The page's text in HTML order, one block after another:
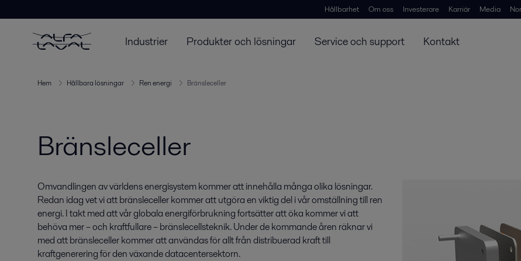
Hållbarhet Om oss Investerare Karriär Media
Industrier Produkter och lösningar Service och support Kontakt
Hem Hållbara lösningar Ren energi Bränsleceller
Bränsleceller
Omvandlingen av världens energisystem kommer att innehålla många olika lösningar.
Redan idag vet vi att bränsleceller kommer att utgöra en viktig del i vår omställning till ren
energi. I takt med att vår globala energiförbrukning fortsätter att öka kommer vi att
behöva mer – och kraftfullare – bränslecellsteknik. Under de kommande åren räknar vi
med att bränsleceller kommer att användas för allt från distribuerad kraft till
kraftgenerering för den växande datacentersektorn.